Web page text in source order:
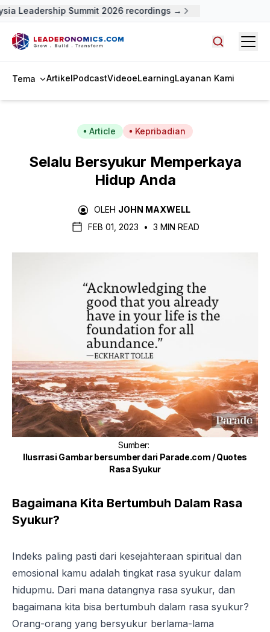
Leadership Summit 2026 recordings →
Tema ArtikelPodcastVideoeLearningLayanan Kami
Article Kepribadian
Selalu Bersyukur Memperkaya
Hidup Anda
OLEH JOHN MAXWELL
FEB 01, 2023
• 3 MIN READ
Sumber:
Ilusrrasi Gambar bersumber dari Parade.com / Quotes
Rasa Syukur
Bagaimana Kita Bertumbuh Dalam Rasa
Syukur?
Indeks paling pasti dari kesejahteraan spiritual dan
emosional kamu adalah tingkat rasa syukur dalam
hidupmu. Dari mana datangnya rasa syukur, dan
bagaimana kita bisa bertumbuh dalam rasa syukur?
Orang-orang yang bersyukur berlama-lama